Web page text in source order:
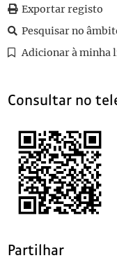
010 Sem título
011
Sem título
516 Sem título
Exportar registo
Pesquisar no
Adicionar à minha
Consultar no
Partilhar